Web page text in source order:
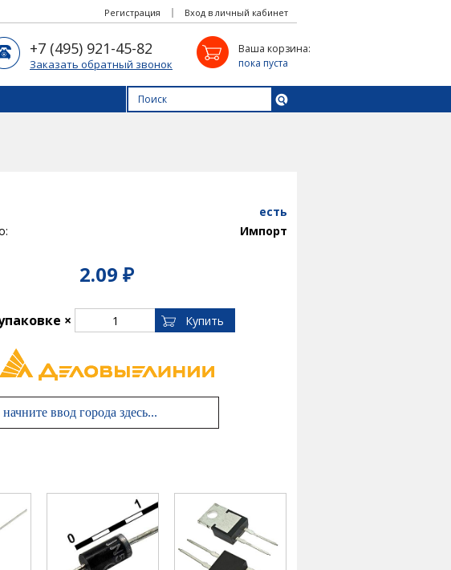
Вход в личный кабинет
Регистрация
Ваша корзина:
пока пуста
+7 (495) 921-45-82
Заказать обратный звонок
есть
Импорт
2.09 ₽
×